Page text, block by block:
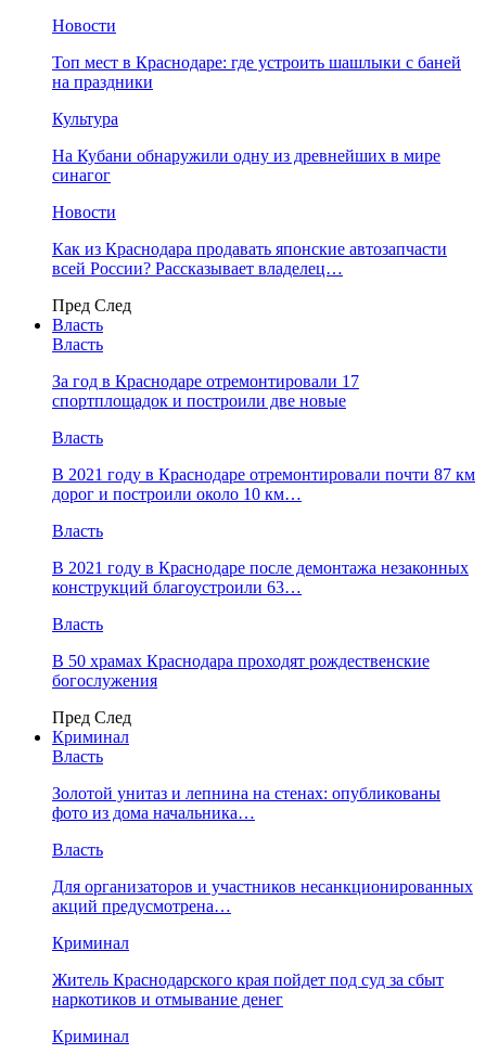
Новости
Топ мест в Краснодаре: где устроить шашлыки с баней
на праздники
Культура
На Кубани обнаружили одну из древнейших в мире
синагог
Новости
Как из Краснодара продавать японские автозапчасти
всей России? Рассказывает владелец…
Пред След
Власть
Власть
За год в Краснодаре отремонтировали 17
спортплощадок и построили две новые
Власть
В 2021 году в Краснодаре отремонтировали почти 87 км
дорог и построили около 10 км…
Власть
В 2021 году в Краснодаре после демонтажа незаконных
конструкций благоустроили 63…
Власть
В 50 храмах Краснодара проходят рождественские
богослужения
Пред След
Криминал
Власть
​Золотой унитаз и лепнина на стенах: опубликованы
фото из дома начальника…
Власть
Для организаторов и участников несанкционированных
акций предусмотрена…
Криминал
Житель Краснодарского края пойдет под суд за сбыт
наркотиков и отмывание денег
Криминал